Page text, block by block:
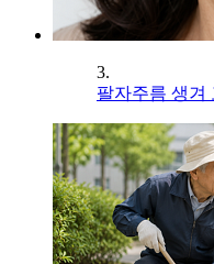
3.
팔자주름 생겨